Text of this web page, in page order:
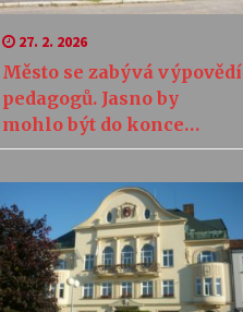
27. 2. 2026
Město se zabývá výpovědí
pedagogů. Jasno by
mohlo být do konce
příštího týdne